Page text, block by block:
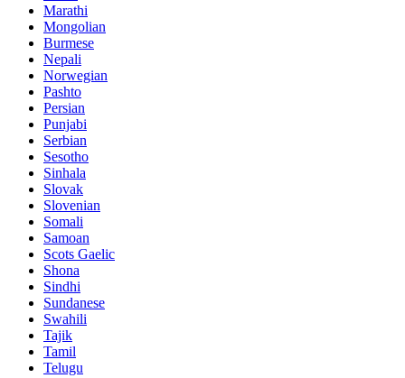
Marathi
Mongolian
Burmese
Nepali
Norwegian
Pashto
Persian
Punjabi
Serbian
Sesotho
Sinhala
Slovak
Slovenian
Somali
Samoan
Scots Gaelic
Shona
Sindhi
Sundanese
Swahili
Tajik
Tamil
Telugu